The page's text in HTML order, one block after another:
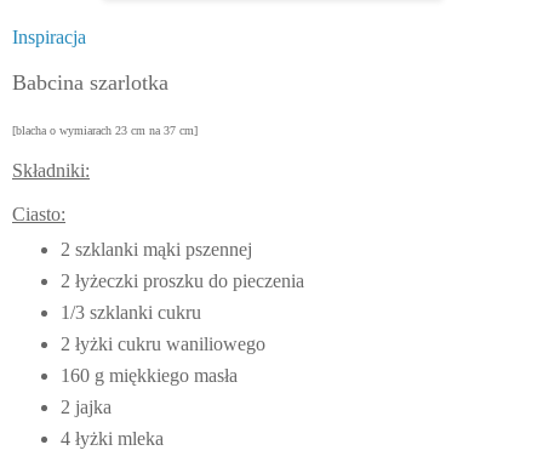
Inspiracja
Babcina szarlotka
[blacha o wymiarach 23 cm na 37 cm]
Składniki:
Ciasto:
2 szklanki mąki pszennej
2 łyżeczki proszku do pieczenia
1/3 szklanki cukru
2 łyżki cukru waniliowego
160 g miękkiego masła
2 jajka
4 łyżki mleka